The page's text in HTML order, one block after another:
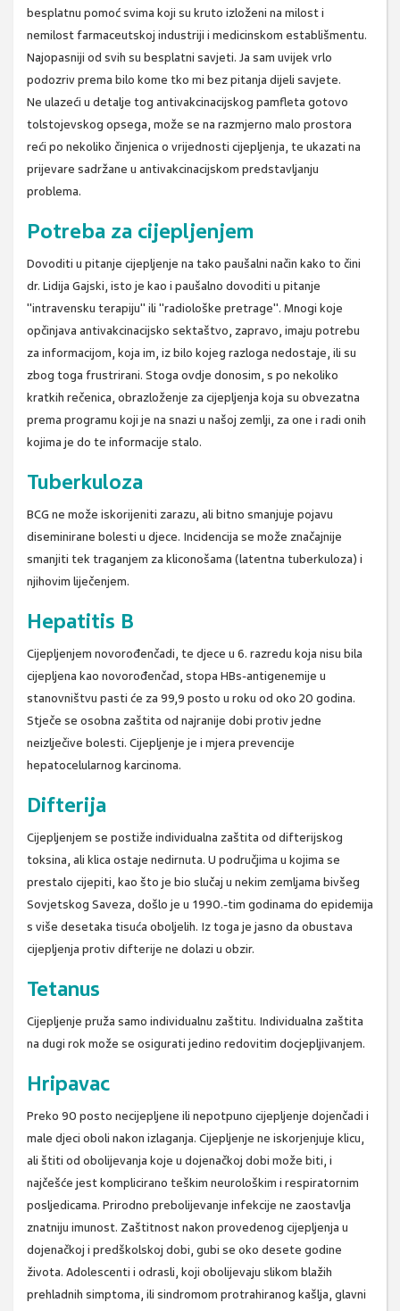
besplatnu pomoć svima koji su kruto izloženi na milost i
nemilost farmaceutskoj industriji i medicinskom establišmentu.
Najopasniji od svih su besplatni savjeti. Ja sam uvijek vrlo
podozriv prema bilo kome tko mi bez pitanja dijeli savjete.
Ne ulazeći u detalje tog antivakcinacijskog pamfleta gotovo
tolstojevskog opsega, može se na razmjerno malo prostora
reći po nekoliko činjenica o vrijednosti cijepljenja, te ukazati na
prijevare sadržane u antivakcinacijskom predstavljanju
problema.
Potreba za cijepljenjem
Dovoditi u pitanje cijepljenje na tako paušalni način kako to čini
dr. Lidija Gajski, isto je kao i paušalno dovoditi u pitanje
"intravensku terapiju" ili "radiološke pretrage". Mnogi koje
opčinjava antivakcinacijsko sektaštvo, zapravo, imaju potrebu
za informacijom, koja im, iz bilo kojeg razloga nedostaje, ili su
zbog toga frustrirani. Stoga ovdje donosim, s po nekoliko
kratkih rečenica, obrazloženje za cijepljenja koja su obvezatna
prema programu koji je na snazi u našoj zemlji, za one i radi onih
kojima je do te informacije stalo.
Tuberkuloza
BCG ne može iskorijeniti zarazu, ali bitno smanjuje pojavu
diseminirane bolesti u djece. Incidencija se može značajnije
smanjiti tek traganjem za kliconošama (latentna tuberkuloza) i
njihovim liječenjem.
Hepatitis B
Cijepljenjem novorođenčadi, te djece u 6. razredu koja nisu bila
cijepljena kao novorođenčad, stopa HBs-antigenemije u
stanovništvu pasti će za 99,9 posto u roku od oko 20 godina.
Stječe se osobna zaštita od najranije dobi protiv jedne
neizlječive bolesti. Cijepljenje je i mjera prevencije
hepatocelularnog karcinoma.
Difterija
Cijepljenjem se postiže individualna zaštita od difterijskog
toksina, ali klica ostaje nedirnuta. U područjima u kojima se
prestalo cijepiti, kao što je bio slučaj u nekim zemljama bivšeg
Sovjetskog Saveza, došlo je u 1990.-tim godinama do epidemija
s više desetaka tisuća oboljelih. Iz toga je jasno da obustava
cijepljenja protiv difterije ne dolazi u obzir.
Tetanus
Cijepljenje pruža samo individualnu zaštitu. Individualna zaštita
na dugi rok može se osigurati jedino redovitim docjepljivanjem.
Hripavac
Preko 90 posto necijepljene ili nepotpuno cijepljenje dojenčadi i
male djeci oboli nakon izlaganja. Cijepljenje ne iskorjenjuje klicu,
ali štiti od obolijevanja koje u dojenačkoj dobi može biti, i
najčešće jest komplicirano teškim neurološkim i respiratornim
posljedicama. Prirodno prebolijevanje infekcije ne zaostavlja
znatniju imunost. Zaštitnost nakon provedenog cijepljenja u
dojenačkoj i predškolskoj dobi, gubi se oko desete godine
života. Adolescenti i odrasli, koji obolijevaju slikom blažih
prehladnih simptoma, ili sindromom protrahiranog kašlja, glavni